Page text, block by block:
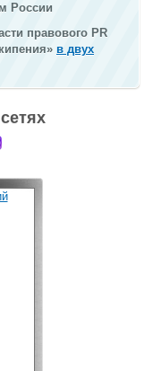
России
правового PR
в двух